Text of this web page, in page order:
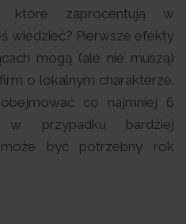
które zaprocentują w
wiedzieć? Pierwsze efekty
mogą (ale nie muszą)
o lokalnym charakterze.
co najmniej 6
przypadku bardziej
może być potrzebny rok